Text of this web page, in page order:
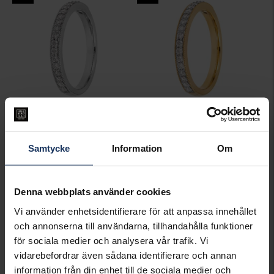
Samtycke Information Om
Denna webbplats använder cookies
Vi använder enhetsidentifierare för att anpassa innehållet
och annonserna till användarna, tillhandahålla funktioner
för sociala medier och analysera vår trafik. Vi
vidarebefordrar även sådana identifierare och annan
information från din enhet till de sociala medier och
14 798:-
18 498:-
13 598:-